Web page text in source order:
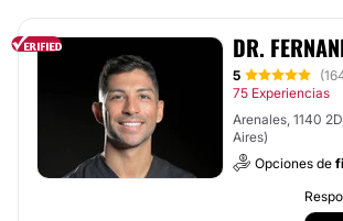
DR.
5
75 Experiencias
Arenales, 1140
Aires)
Opciones de